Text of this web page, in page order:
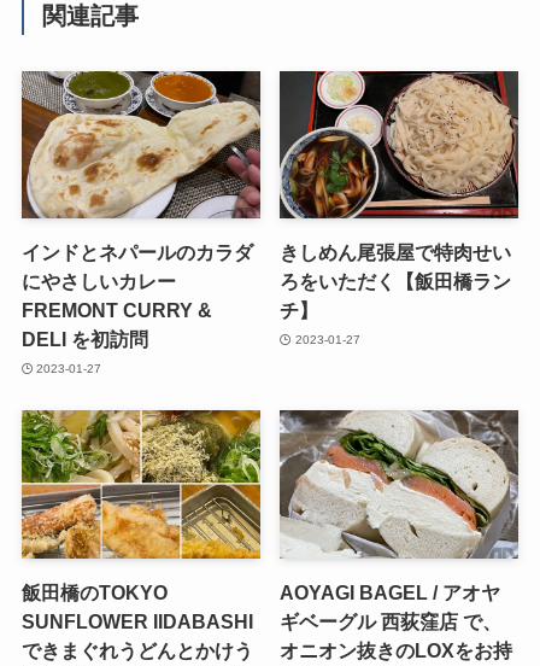
関連記事
インドとネパールのカラダ
にやさしいカレー
FREMONT CURRY &
DELI を初訪問
2023-01-27
きしめん尾張屋で特肉せい
ろをいただく【飯田橋ラン
チ】
2023-01-27
飯田橋のTOKYO
SUNFLOWER IIDABASHI
できまぐれうどんとかけう
AOYAGI BAGEL / アオヤ
ギベーグル 西荻窪店 で、
オニオン抜きのLOXをお持